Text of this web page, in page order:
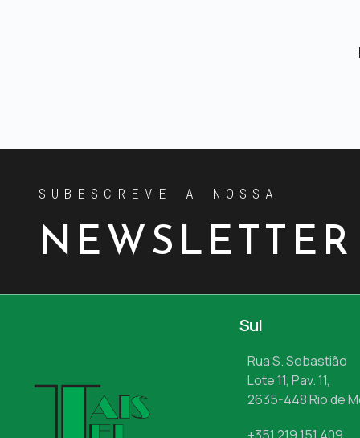
SUBESCREVE A NOSSA
NEWSLETTER
Sul
Rua S. Sebastião
Lote 11, Pav. 11,
2635-448 Rio de